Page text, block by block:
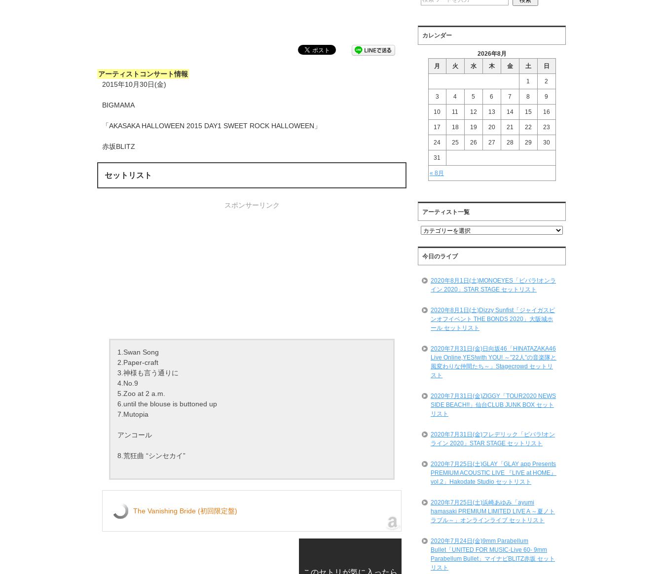
アーティストコンサート情報
2015年10月30日(金)
BIGMAMA
「AKASAKA HALLOWEEN 2015 DAY1 SWEET ROCK HALLOWEEN」
赤坂BLITZ
セットリスト
スポンサーリンク
1.Swan Song
2.Paper-craft
3.神様も言う通りに
4.No.9
5.Zoo at 2 a.m.
6.until the blouse is buttoned up
7.Mutopia
アンコール
8.荒狂曲 “シンセカイ”
The Vanishing Bride (初回限定盤)
カレンダー
2026年8月
月
火 水 木 金 土 日
« 8月
1 2
3 4 5 6 7 8 9
10 11 12 13 14 15 16
17 18 19 20 21 22 23
24 25 26 27 28 29 30
31
アーティスト一覧
ア
テ
ィ
ス
一
今日のライブ
2020年8月1日(土)MONOEYES「ビバラ!オンラ
イン 2020」STAR STAGE セットリスト
2020年8月1日(土)Dizzy Sunfist「ジャイガスピ
ンオフイベント THE BONDS 2020」大阪城ホ
ール セットリスト
2020年7月31日(金)日向坂46「HINATAZAKA46
Live Online,YES!with YOU! ～”22人”の音楽隊と
風変わりな仲間たち～」Stagecrowd セットリ
スト
2020年7月31日(金)ZIGGY「TOUR2020 NEWS
SIDE BEACH!!」仙台CLUB JUNK BOX セット
リスト
2020年7月31日(金)フレデリック「ビバラ!オン
ライン 2020」STAR STAGE セットリスト
2020年7月25日(土)GLAY「GLAY app Presents
PREMIUM ACOUSTIC LIVE 『LIVE at HOME』
vol.2」Hakodate Studio セットリスト
2020年7月25日(土)浜崎あゆみ「ayumi
hamasaki PREMIUM LIMITED LIVE A ～夏ノト
ラブル～」オンラインライブ セットリスト
2020年7月24日(金)9mm Parabellum
Bullet「UNITED FOR MUSIC-Live 60- 9mm
Parabellum Bullet」マイナビBLITZ赤坂 セット
リスト